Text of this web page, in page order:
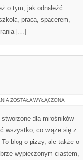
o tym, jak odnaleźć
pracą, spacerem,
[…]
PRZEPISY
ZOSTAŁA WYŁĄCZONA
dla miłośników
wszystko, co wiąże się z
blog o pizzy, ale także o
wypieczonym ciastem,